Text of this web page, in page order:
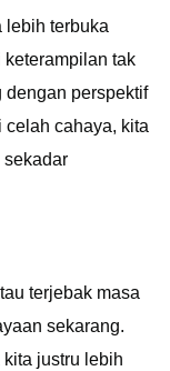
lebih terbuka
tak
dengan perspektif
celah cahaya, kita
sekadar
terjebak masa
sekarang.
justru lebih